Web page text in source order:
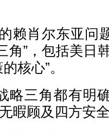
赖肖尔东亚问
角”，包括美日
核心”。
略三角都有明
暇顾及四方安